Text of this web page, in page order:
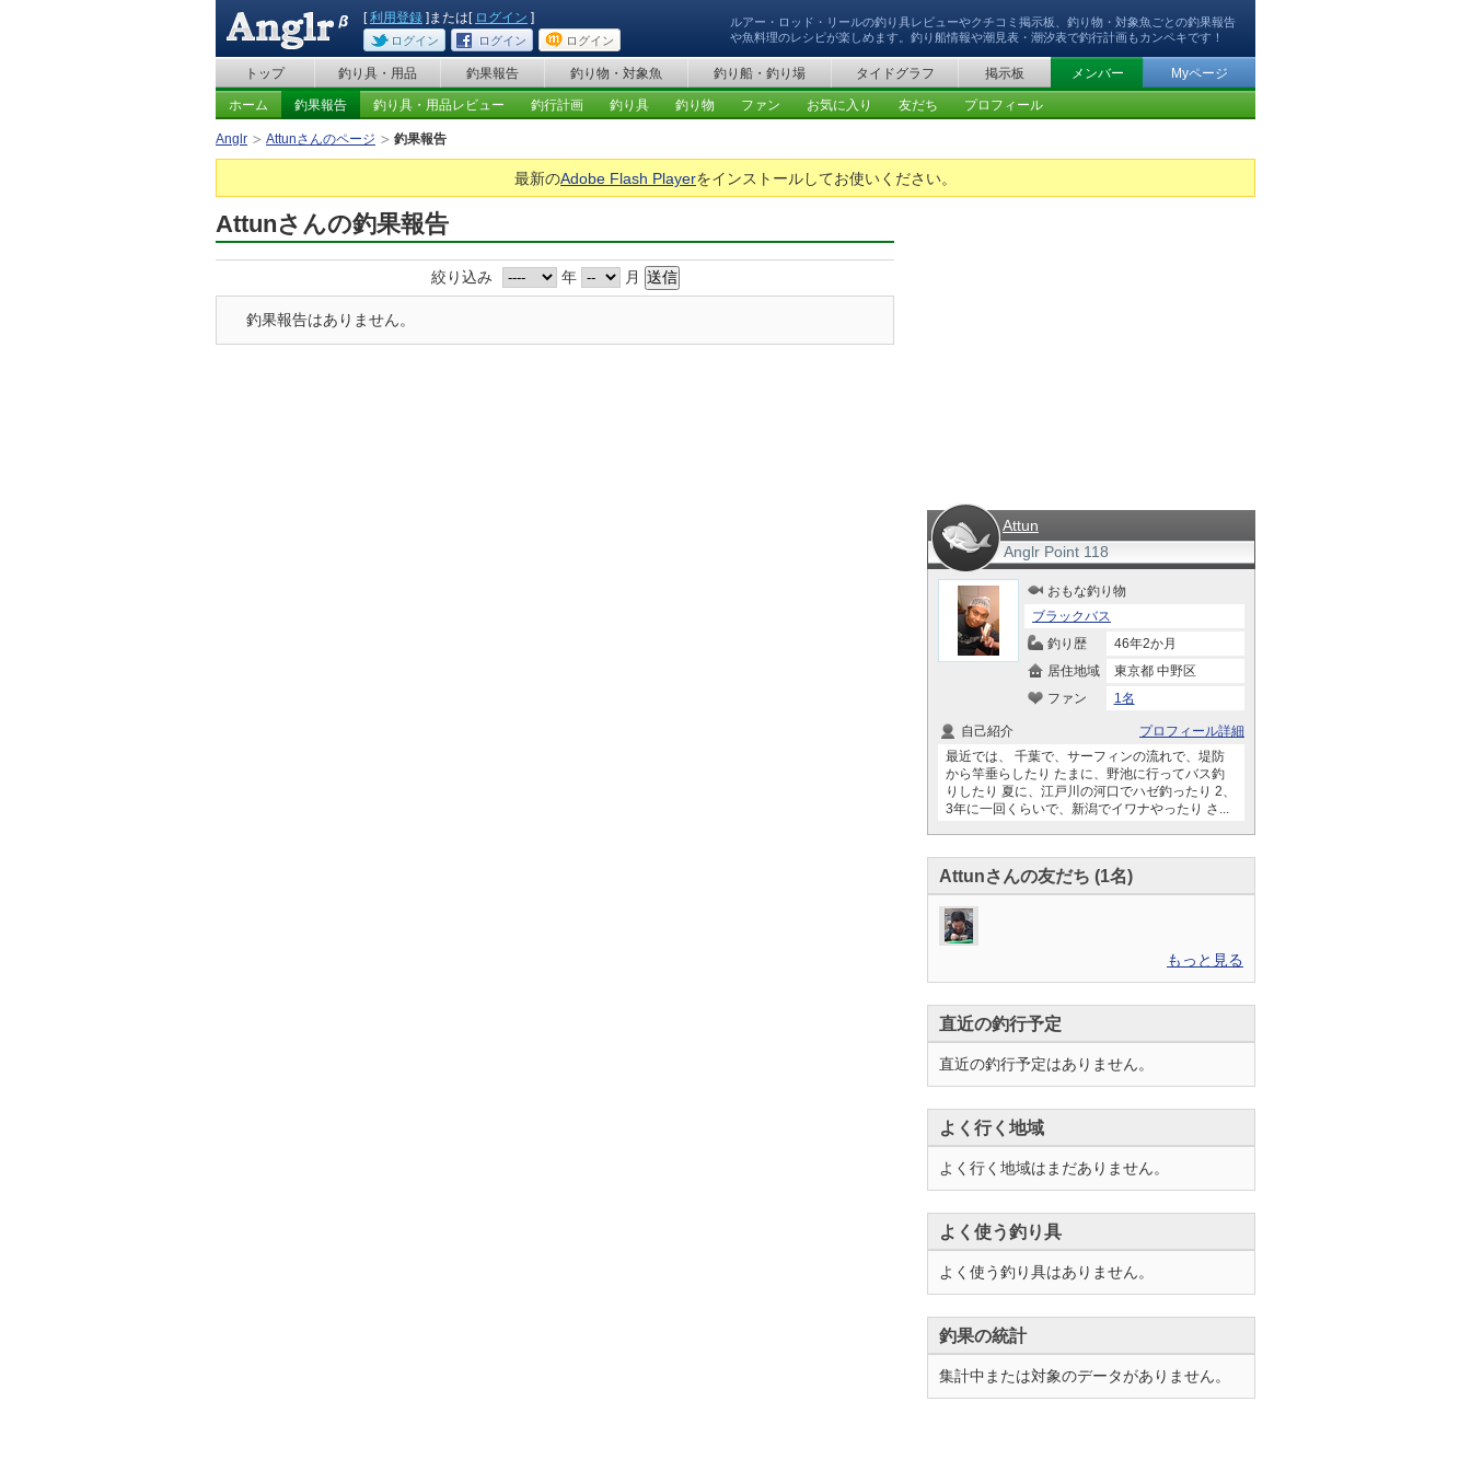
ルアー・ロッド・リールの釣り具レビューやクチコミ掲示板、釣り物・対象魚ごとの釣果報告
や魚料理のレシピが楽しめます。釣り船情報や潮見表・潮汐表で釣行計画もカンペキです！
[利用登録 ]または[ ログイン ]
ログイン ログイン ログイン
トップ 釣り具・用品 釣果報告 釣り物・対象魚 釣り船・釣り場 タイドグラフ 掲示板 メンバー Myページ
ホーム 釣果報告 釣り具・用品レビュー 釣行計画 釣り具 釣り物 ファン お気に入り 友だち プロフィール
Anglr Attunさんのページ 釣果報告
最新のAdobe Flash Playerをインストールしてお使いください。
Attunさんの釣果報告
絞り込み 年 月
釣果報告はありません。
Attun
Anglr Point 118
おもな釣り物
ブラックバス
釣り歴
46年2か月
居住地域
東京都 中野区
ファン
1名
プロフィール詳細
自己紹介
最近では、 千葉で、サーフィンの流れで、堤防
から竿垂らしたり たまに、野池に行ってバス釣
りしたり 夏に、江戸川の河口でハゼ釣ったり 2、
3年に一回くらいで、新潟でイワナやったり さ...
Attunさんの友だち (1名)
もっと見る
直近の釣行予定
直近の釣行予定はありません。
よく行く地域
よく行く地域はまだありません。
よく使う釣り具
よく使う釣り具はありません。
釣果の統計
集計中または対象のデータがありません。